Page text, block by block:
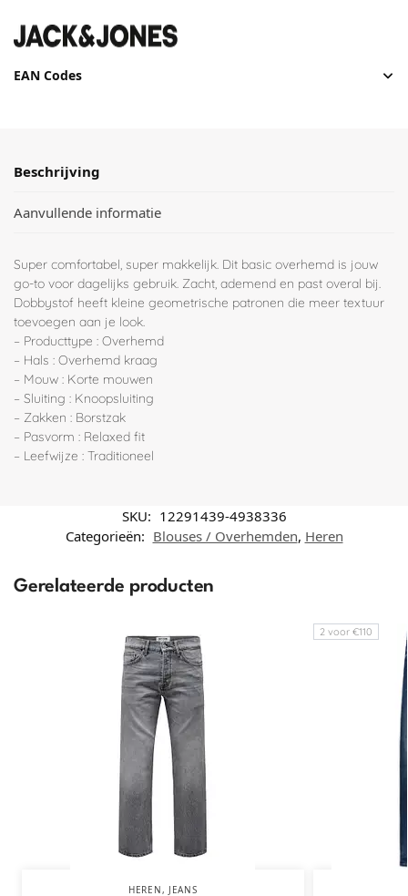
EAN Codes
Beschrijving
Aanvullende informatie
Super comfortabel, super makkelijk. Dit basic overhemd is jouw
go-to voor dagelijks gebruik. Zacht, ademend en past overal bij.
Dobbystof heeft kleine geometrische patronen die meer textuur
toevoegen aan je look.
– Producttype : Overhemd
– Hals : Overhemd kraag
– Mouw : Korte mouwen
– Sluiting : Knoopsluiting
– Zakken : Borstzak
– Pasvorm : Relaxed fit
– Leefwijze : Traditioneel
SKU: 12291439-4938336
Categorieën: Blouses / Overhemden, Heren
Gerelateerde producten
HEREN, JEANS
2 voor €110